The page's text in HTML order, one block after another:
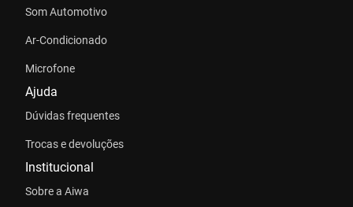
Som Automotivo
Ar-Condicionado
Microfone
Ajuda
Dúvidas frequentes
Trocas e devoluções
Institucional
Sobre a Aiwa